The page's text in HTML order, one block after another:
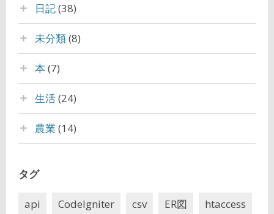
日記(38)
未分類(8)
本 (7)
生活(24)
農業 (14)
タグ
api CodeIgniter csv ER図 htaccess